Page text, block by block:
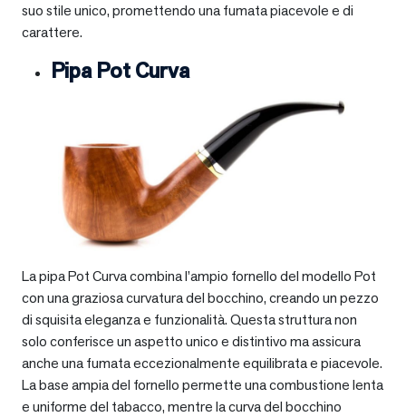
suo stile unico, promettendo una fumata piacevole e di
carattere.
Pipa Pot Curva
La pipa Pot Curva combina l’ampio fornello del modello Pot
con una graziosa curvatura del bocchino, creando un pezzo
di squisita eleganza e funzionalità. Questa struttura non
solo conferisce un aspetto unico e distintivo ma assicura
anche una fumata eccezionalmente equilibrata e piacevole.
La base ampia del fornello permette una combustione lenta
e uniforme del tabacco, mentre la curva del bocchino